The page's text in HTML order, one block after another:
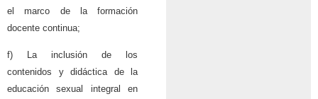
el marco de la formación
docente continua;
f) La inclusión de los
contenidos y didáctica de la
educación sexual integral en